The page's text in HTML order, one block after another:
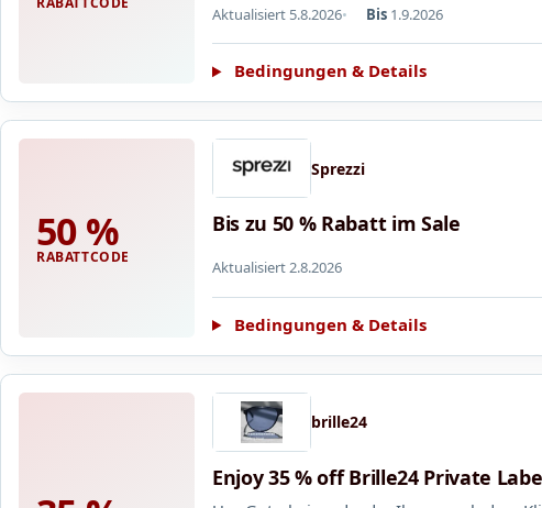
Aktualisiert 5.8.2026 Bis 1.9.2026
Bedingungen & Details
50 %
RABATTCODE
Sprezzi
Bis zu 50 % Rabatt im Sale
Aktualisiert 2.8.2026
Bedingungen & Details
brille24
Enjoy 35 % off Brille24 Private